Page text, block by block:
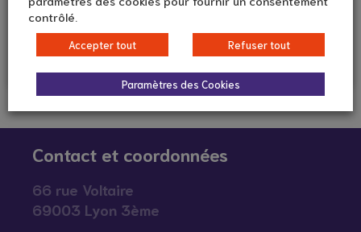
Formations UNAFAM
« Troubles psychiques »
et « Mieux communiquer
bipolaire »
Formation
– Givors
Soutien psychologique et
Âge du proche aidé
De 0 à 100 ans
Contact et coordonnées
66 rue Voltaire
69003 Lyon 3ème
contrôlé.
Accepter tout Refuser tout
Paramètres des Cookies